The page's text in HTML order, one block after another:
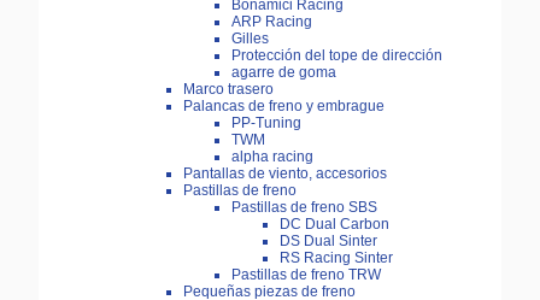
Bonamici Racing
ARP Racing
Gilles
Protección del tope de dirección
agarre de goma
Marco trasero
Palancas de freno y embrague
PP-Tuning
TWM
alpha racing
Pantallas de viento, accesorios
Pastillas de freno
Pastillas de freno SBS
DC Dual Carbon
DS Dual Sinter
RS Racing Sinter
Pastillas de freno TRW
Pequeñas piezas de freno